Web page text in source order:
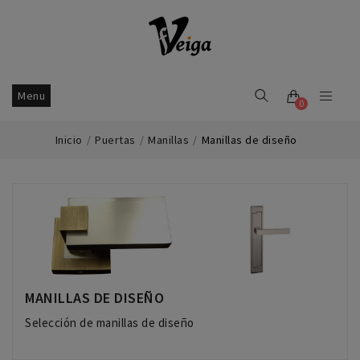
Menu
0
Inicio Puertas Manillas Manillas de diseño
MANILLAS DE DISEÑO
Selección de manillas de diseño